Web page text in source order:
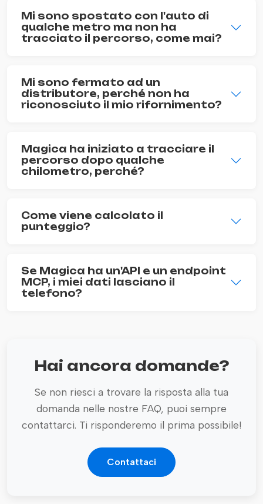
Mi sono spostato con l'auto di
qualche metro ma non ha
tracciato il percorso, come mai?
Mi sono fermato ad un
distributore, perché non ha
riconosciuto il mio rifornimento?
Magica ha iniziato a tracciare il
percorso dopo qualche
chilometro, perché?
Come viene calcolato il
punteggio?
Se Magica ha un'API e un endpoint
MCP, i miei dati lasciano il
telefono?
Hai ancora domande?
Se non riesci a trovare la risposta alla tua
domanda nelle nostre FAQ, puoi sempre
contattarci. Ti risponderemo il prima possibile!
Contattaci